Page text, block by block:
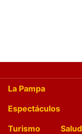
La Pampa
Espectáculos
Turismo
Salud